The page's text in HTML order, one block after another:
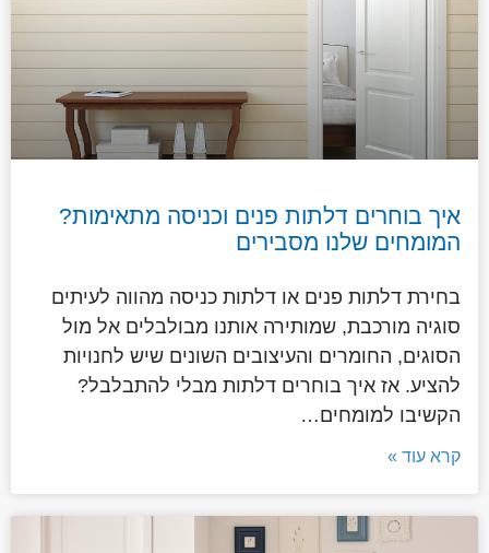
איך בוחרים דלתות פנים וכניסה מתאימות?
המומחים שלנו מסבירים
בחירת דלתות פנים או דלתות כניסה מהווה לעיתים
סוגיה מורכבת, שמותירה אותנו מבולבלים אל מול
הסוגים, החומרים והעיצובים השונים שיש לחנויות
להציע. אז איך בוחרים דלתות מבלי להתבלבל?
הקשיבו למומחים…
קרא עוד »